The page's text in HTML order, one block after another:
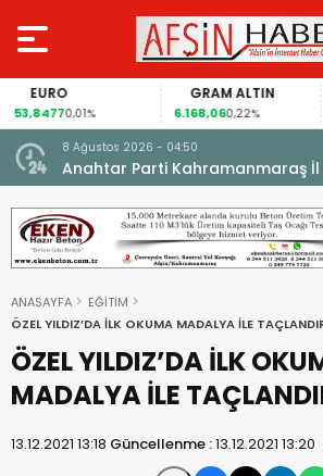
EURO
53,84770,01%
GRAM ALTIN
6.168,060,22%
8 Ağustos 2026 - 04:50
Anahtar Parti Kahramanmaraş İl
Afşin Teşkilatı ile buluştu.
ANASAYFA
EĞİTİM
ÖZEL YILDIZ’DA İLK OKUMA MADALYA İLE
ÖZEL YILDIZ’DA İLK
MADALYA İLE
13.12.2021 13:18 Güncellenme :13.12.2021 13:20